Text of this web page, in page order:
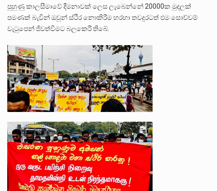
පුහුණු කාලසීමාවේ දීමනාවක් ලෙස ලැබෙන්නේ 20000ක මුදලක්
පමණක් බැවින් ඔවුන් ස්ථිර නොකිරීම හරහා තවදුරටත් එම සොච්චම්
වැටුපෙන් ජිවත්වීමට බලකෙරී තිබේ.